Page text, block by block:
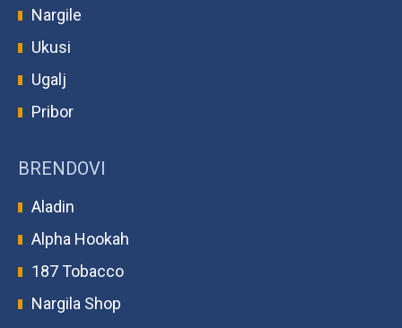
Nargile
Ukusi
Ugalj
Pribor
BRENDOVI
Aladin
Alpha Hookah
187 Tobacco
Nargila Shop